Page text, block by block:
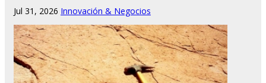
Jul 31, 2026 Innovación & Negocios